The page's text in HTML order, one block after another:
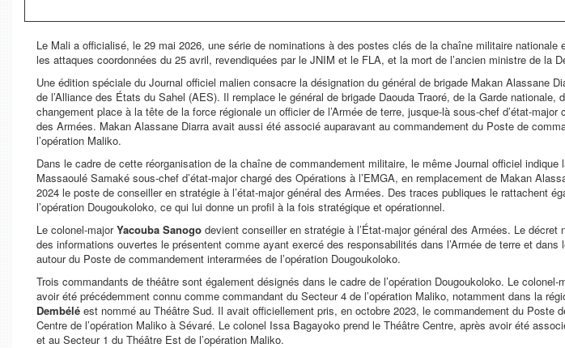
Le Mali a officialisé, le 29 mai 2026, une série de nominations à des postes clés de la chaîne militaire nationale
les attaques coordonnées du 25 avril, revendiquées par le JNIM et le FLA, et la mort de l’ancien ministre de la
Une édition spéciale du Journal officiel malien consacre la désignation du général de brigade Makan Alassane
de l’Alliance des États du Sahel (AES). Il remplace le général de brigade Daouda Traoré, de la Garde
changement place à la tête de la force régionale un officier de l’Armée de terre, jusque-là sous-chef d’état-major
des Armées. Makan Alassane Diarra avait aussi été associé auparavant au commandement du Poste de
l’opération Maliko.
Dans le cadre de cette réorganisation de la chaîne de commandement militaire, le même Journal officiel indique
Massaoulé Samaké sous-chef d’état-major chargé des Opérations à l’EMGA, en remplacement de Makan
2024 le poste de conseiller en stratégie à l’état-major général des Armées. Des traces publiques le rattachent
l’opération Dougoukoloko, ce qui lui donne un profil à la fois stratégique et opérationnel.
Le colonel-majorYacouba Sanogo devient conseiller en stratégie à l’État-major général des Armées. Le
des informations ouvertes le présentent comme ayant exercé des responsabilités dans l’Armée de terre et
autour du Poste de commandement interarmées de l’opération Dougoukoloko.
Trois commandants de théâtre sont également désignés dans le cadre de l’opération Dougoukoloko. Le
avoir été précédemment connu comme commandant du Secteur 4 de l’opération Maliko, notamment dans la
Dembélé est nommé au Théâtre Sud. Il avait officiellement pris, en octobre 2023, le commandement du Poste
Centre de l’opération Maliko à Sévaré. Le colonel Issa Bagayoko prend le Théâtre Centre, après avoir été
et au Secteur 1 du Théâtre Est de l’opération Maliko.